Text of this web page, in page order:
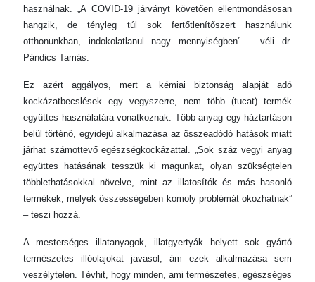
használnak. „A COVID-19 járványt követően ellentmondásosan
hangzik, de tényleg túl sok fertőtlenítőszert használunk
otthonunkban, indokolatlanul nagy mennyiségben” – véli dr.
Pándics Tamás.
Ez azért aggályos, mert a kémiai biztonság alapját adó
kockázatbecslések egy vegyszerre, nem több (tucat) termék
együttes használatára vonatkoznak. Több anyag egy háztartáson
belül történő, egyidejű alkalmazása az összeadódó hatások miatt
járhat számottevő egészségkockázattal. „Sok száz vegyi anyag
együttes hatásának tesszük ki magunkat, olyan szükségtelen
többlethatásokkal növelve, mint az illatosítók és más hasonló
termékek, melyek összességében komoly problémát okozhatnak”
– teszi hozzá.
A mesterséges illatanyagok, illatgyertyák helyett sok gyártó
természetes illóolajokat javasol, ám ezek alkalmazása sem
veszélytelen. Tévhit, hogy minden, ami természetes, egészséges